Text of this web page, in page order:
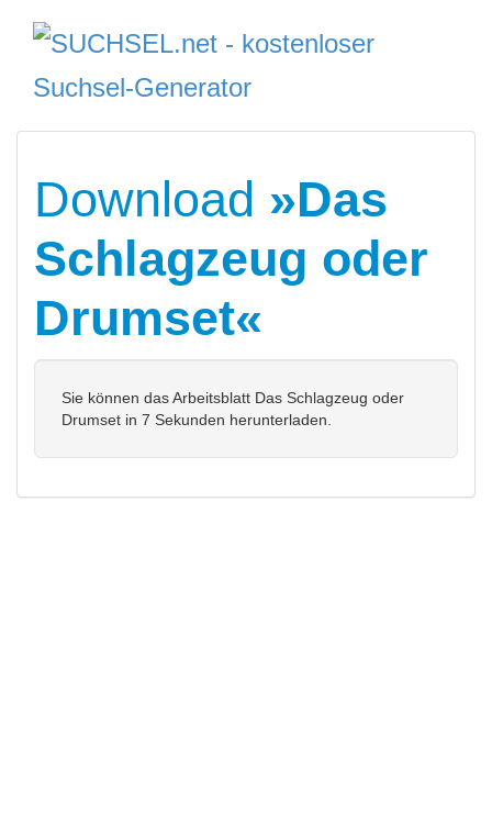
Download »Das
Schlagzeug oder
Drumset«
Sie können das Arbeitsblatt Das Schlagzeug oder
Drumset in 7 Sekunden herunterladen.